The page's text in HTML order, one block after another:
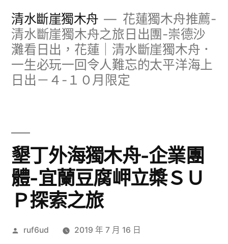
清水斷崖獨木舟
花蓮獨木舟推薦-
清水斷崖獨木舟之旅日出團-崇德沙
灘看日出，花蓮｜清水斷崖獨木舟．
一生必玩一回令人難忘的太平洋海上
日出－４-１０月限定
墾丁外海獨木舟-企業團
體-宜蘭豆腐岬立槳ＳＵ
Ｐ探索之旅
作
ruf6ud 2019 年 7 月 16 日